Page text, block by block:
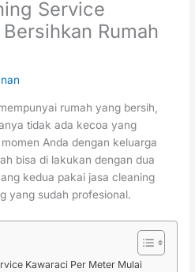
Service
Rumah
rumah yang bersih,
tidak ada kecoa yang
Anda dengan keluarga
bisa di lakukan dengan dua
kedua pakai jasa cleaning
yang sudah profesional.
Kawaraci Per Meter Mulai